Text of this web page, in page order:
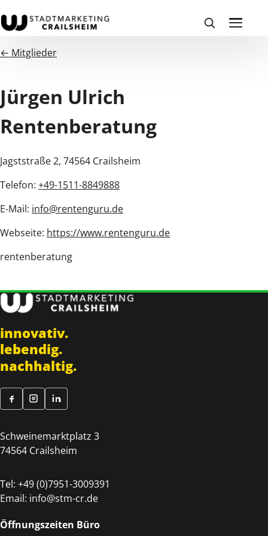
← Mitglieder
Jürgen Ulrich
Rentenberatung
Jagststraße 2, 74564 Crailsheim
Telefon: +49-1511-8849888
E-Mail: info@rentenguru.de
Webseite: https://www.rentenguru.de
rentenberatung
innovativ.
lebendig.
nachhaltig.
Schweinemarktplatz 3
74564 Crailsheim
Tel: +49 (0)7951-3009391
Email: info@stm-cr.de
Öffnungszeiten Büro